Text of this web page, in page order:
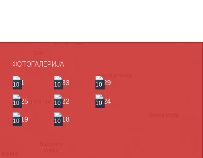
ФОТОГАЛЕРИЈА
10 10 10
10 10 10
10 10